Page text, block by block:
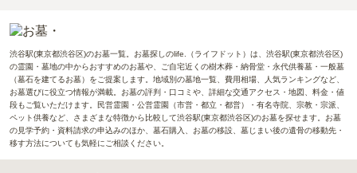
渋谷駅(東京都渋谷区)のお墓一覧。お墓探しのlife.（ライフドット）は、渋谷駅(東京都渋谷区)
の霊園・墓地の中からおすすめのお墓や、ご自宅近くの樹木葬・納骨堂・永代供養墓・一般墓
（墓石を建てるお墓）をご提案します。地域別の墓地一覧、費用相場、人気ランキングなど、
お墓選びに役立つ情報が満載。お墓の評判・口コミや、詳細な交通アクセス・地図、料金・値
段もご覧いただけます。民営霊園・公営霊園（市営・都立・都営）・有名寺院、宗教・宗派、
ペット供養など、さまざまな特徴から比較して渋谷駅(東京都渋谷区)のお墓を探せます。お墓
の見学予約・資料請求の申込みのほか、墓石購入、お墓の移設、墓じまい後の遺骨の移動先・
移す方法についても気軽にご相談ください。